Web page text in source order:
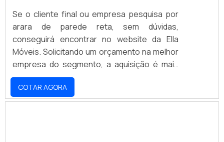
Se o cliente final ou empresa pesquisa por
arara de parede reta, sem dúvidas,
conseguirá encontrar no website da Ella
Móveis. Solicitando um orçamento na melhor
empresa do segmento, a aquisição é mais
assertiva. Quando o quesito é arara de
parede reta, com a equipe da Ella Móveis
encontrará excelente custo-benefício com
COTAR AGORA